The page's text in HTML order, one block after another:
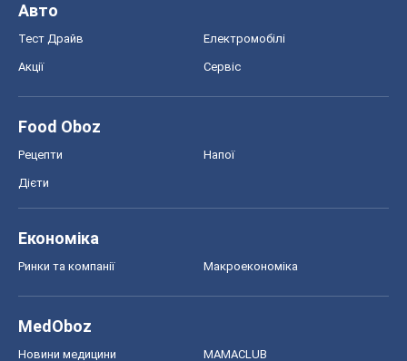
Авто
Тест Драйв Електромобілі
Акції Сервіс
Food Oboz
Рецепти Напої
Дієти
Економіка
Ринки та компанії Макроекономіка
MedOboz
Новини медицини MAMACLUB